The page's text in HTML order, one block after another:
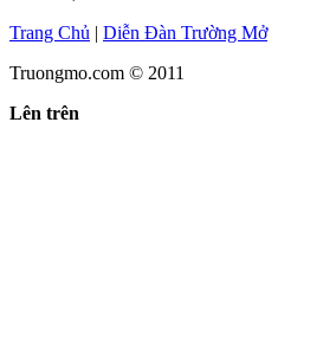
Trang Chủ | Diễn Đàn Trường Mở
Truongmo.com © 2011
Lên trên